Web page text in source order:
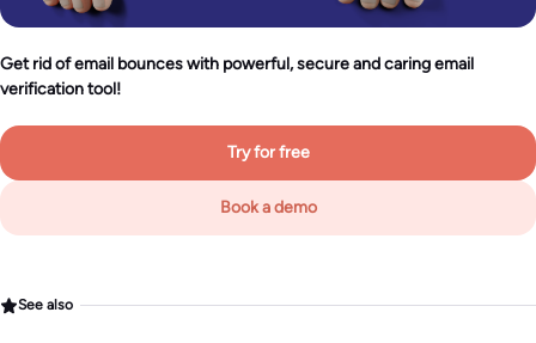
Get rid of email bounces with powerful, secure and caring email
verification tool!
Try for free
Book a demo
See also